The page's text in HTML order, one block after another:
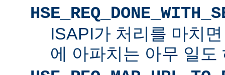
ISAPI가 처리를 마치
에 아파치는 아무 일도